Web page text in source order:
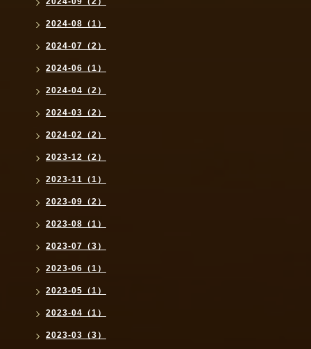
2024-08（1）
2024-07（2）
2024-06（1）
2024-04（2）
2024-03（2）
2024-02（2）
2023-12（2）
2023-11（1）
2023-09（2）
2023-08（1）
2023-07（3）
2023-06（1）
2023-05（1）
2023-04（1）
2023-03（3）